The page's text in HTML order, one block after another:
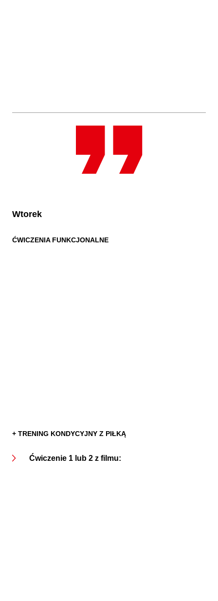
Wtorek
ĆWICZENIA FUNKCJONALNE
+ TRENING KONDYCYJNY Z PIŁKĄ
Ćwiczenie 1 lub 2 z filmu: